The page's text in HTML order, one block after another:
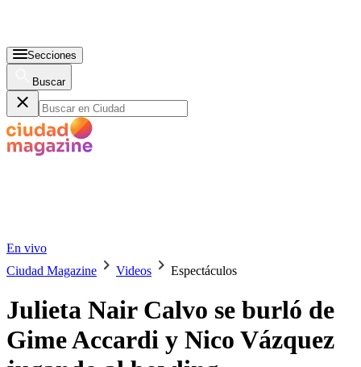
Secciones
Buscar
En vivo
Ciudad Magazine
Videos Espectáculos
Julieta Nair Calvo se burló de
Gime Accardi y Nico Vázquez